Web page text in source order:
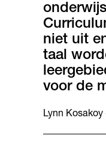
niet uit
taal
voor de
Lynn